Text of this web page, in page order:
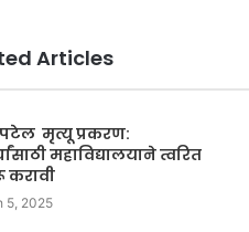
Articles
मृत्यू प्रकरण:
महाविद्यालयाने त्वरित
5, 2025